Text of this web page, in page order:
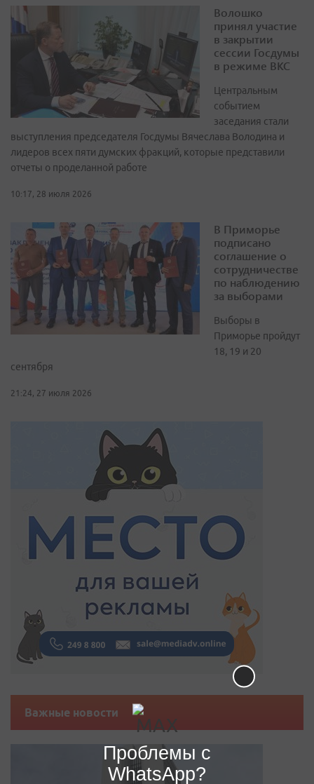
Волошко
принял участие
в закрытии
сессии Госдумы
в режиме ВКС
Центральным
событием
заседания стали
выступления председателя Госдумы Вячеслава Володина и
лидеров всех пяти думских фракций, которые представили
отчеты о проделанной работе
10:17, 28 июля 2026
В Приморье
подписано
соглашение о
сотрудничестве
по наблюдению
за выборами
Выборы в
Приморье пройдут
18, 19 и 20
сентября
21:24, 27 июля 2026
Важные новости
Проблемы с
WhatsApp?